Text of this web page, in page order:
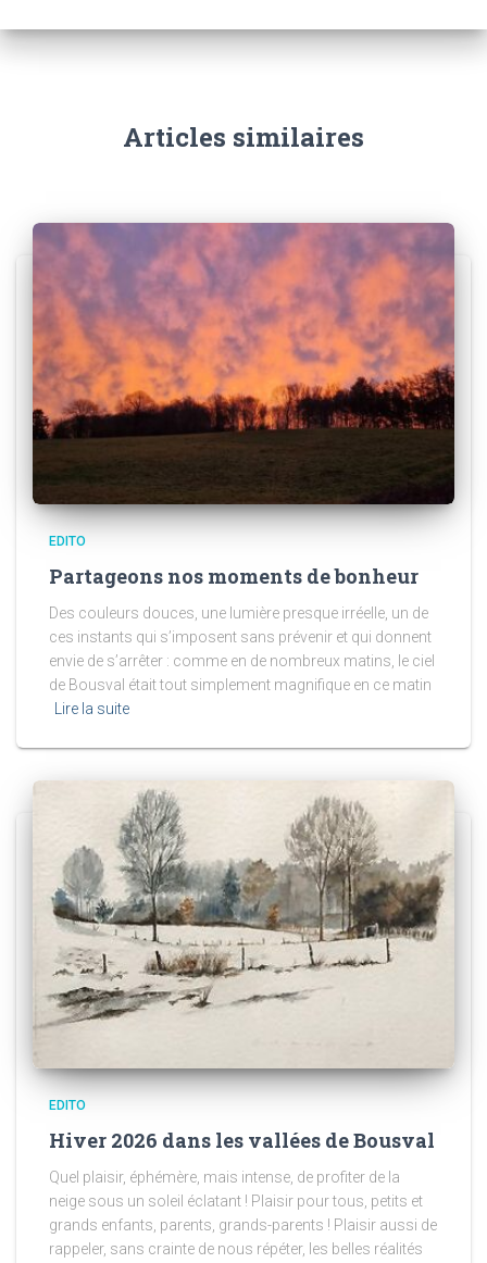
Articles similaires
EDITO
Partageons nos moments de bonheur
Des couleurs douces, une lumière presque irréelle, un de
ces instants qui s’imposent sans prévenir et qui donnent
envie de s’arrêter : comme en de nombreux matins, le ciel
de Bousval était tout simplement magnifique en ce matin
Lire la suite
EDITO
Hiver 2026 dans les vallées de Bousval
Quel plaisir, éphémère, mais intense, de profiter de la
neige sous un soleil éclatant ! Plaisir pour tous, petits et
grands enfants, parents, grands-parents ! Plaisir aussi de
rappeler, sans crainte de nous répéter, les belles réalités